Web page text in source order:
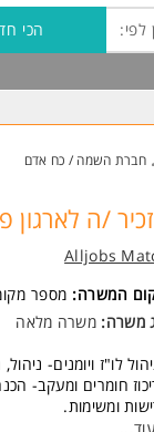
לפי: הכי
חברת השמה / כח אדם
/ה לארגון
Alljobs
המשרה: מספר
משרה: משרה מלאה
לו"ז ויומנים-
חומרים ומעקב-
ומשימות.
שוטפת מול הנהלת